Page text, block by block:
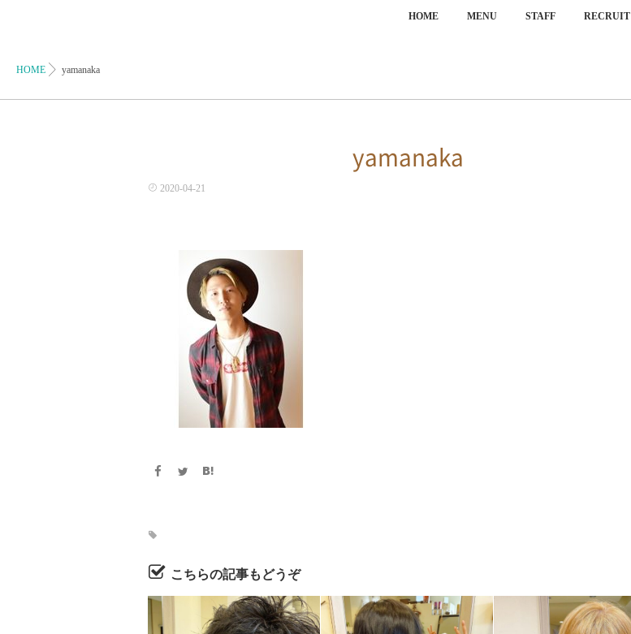
HOME MENU STAFF RECRUIT
HOME yamanaka
yamanaka
2020-04-21
こちらの記事もどうぞ